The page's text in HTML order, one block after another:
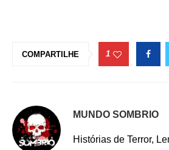
COMPARTILHE 1
MUNDO SOMBRIO
Histórias de Terror,